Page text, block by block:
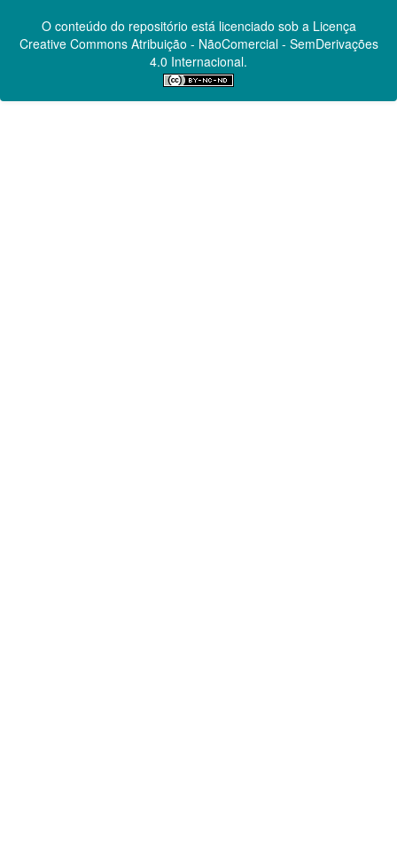
O conteúdo do repositório está licenciado sob a Licença
Creative CommonsAtribuição - NãoComercial - SemDerivações
4.0 Internacional.